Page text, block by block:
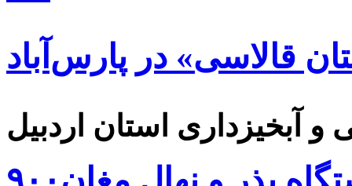
قالاسی» در پارس‌آباد